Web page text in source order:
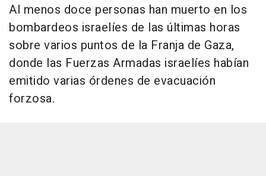
Al menos doce personas han muerto en los
bombardeos israelíes de las últimas horas
sobre varios puntos de la Franja de Gaza,
donde las Fuerzas Armadas israelíes habían
emitido varias órdenes de evacuación
forzosa.